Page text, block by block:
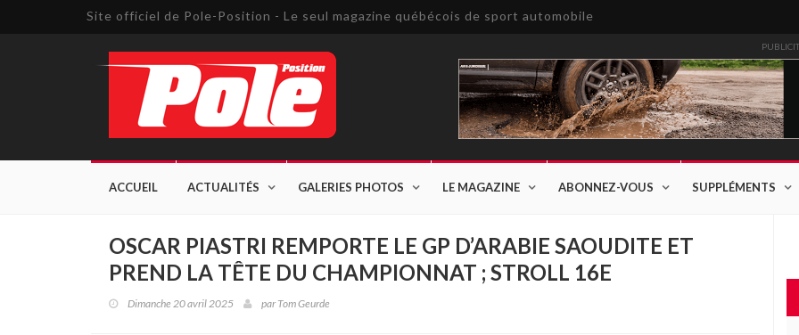
Site officiel de Pole-Position - Le seul magazine québécois de sport automobile
ACCUEIL ACTUALITÉS GALERIES PHOTOS LE MAGAZINE ABONNEZ-VOUS SUPPLÉMENTS
OSCAR PIASTRI REMPORTE LE GP D’ARABIE SAOUDITE ET
PREND LA TÊTE DU CHAMPIONNAT ; STROLL 16E
Dimanche 20 avril 2025 par Tom Geurde